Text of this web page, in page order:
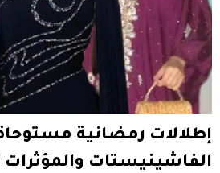
إطلالات رمضانية
الفاشينيستات والمؤثرات في